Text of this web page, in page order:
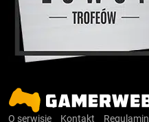
O serwisie Kontakt Regulamin